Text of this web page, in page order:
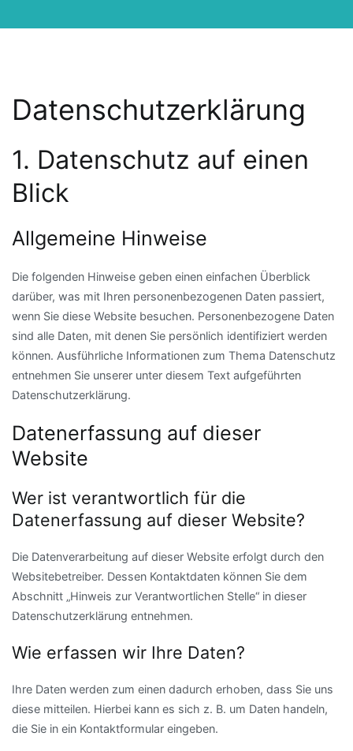
Datenschutz­erklärung
1. Datenschutz auf einen
Blick
Allgemeine Hinweise
Die folgenden Hinweise geben einen einfachen Überblick
darüber, was mit Ihren personenbezogenen Daten passiert,
wenn Sie diese Website besuchen. Personenbezogene Daten
sind alle Daten, mit denen Sie persönlich identifiziert werden
können. Ausführliche Informationen zum Thema Datenschutz
entnehmen Sie unserer unter diesem Text aufgeführten
Datenschutzerklärung.
Datenerfassung auf dieser
Website
Wer ist verantwortlich für die
Datenerfassung auf dieser Website?
Die Datenverarbeitung auf dieser Website erfolgt durch den
Websitebetreiber. Dessen Kontaktdaten können Sie dem
Abschnitt „Hinweis zur Verantwortlichen Stelle“ in dieser
Datenschutzerklärung entnehmen.
Wie erfassen wir Ihre Daten?
Ihre Daten werden zum einen dadurch erhoben, dass Sie uns
diese mitteilen. Hierbei kann es sich z. B. um Daten handeln,
die Sie in ein Kontaktformular eingeben.